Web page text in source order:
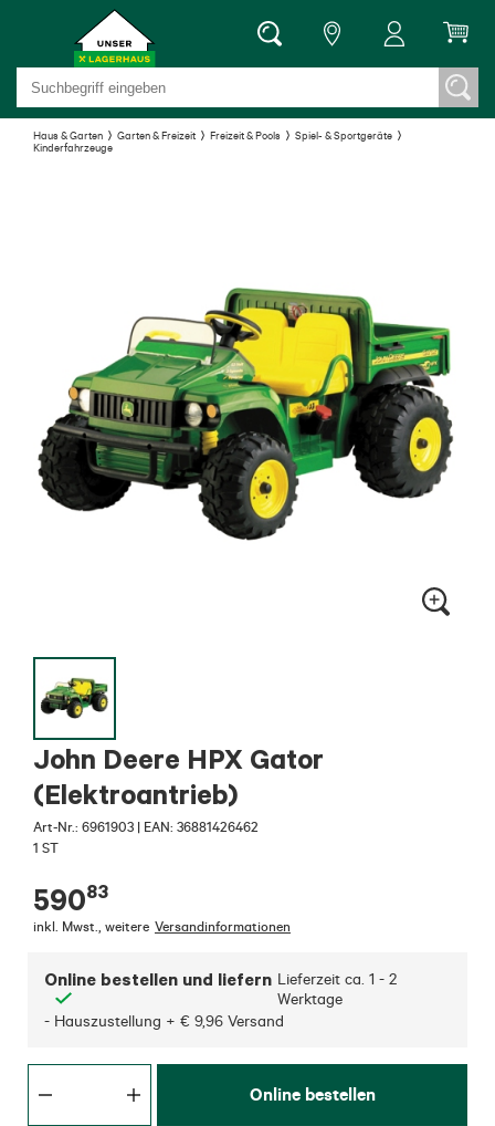
Haus & Garten Garten & Freizeit Freizeit & Pools
Spiel- & Sportgeräte
Kinderfahrzeuge
John Deere HPX Gator
(Elektroantrieb)
Art-Nr.: 6961903 | EAN: 36881426462
1 ST
59083
inkl. Mwst. weitere Versandinformationen
Online bestellen und liefern Lieferzeit ca. 1 - 2
Werktage
- Hauszustellung + € 9,96 Versand
Online bestellen